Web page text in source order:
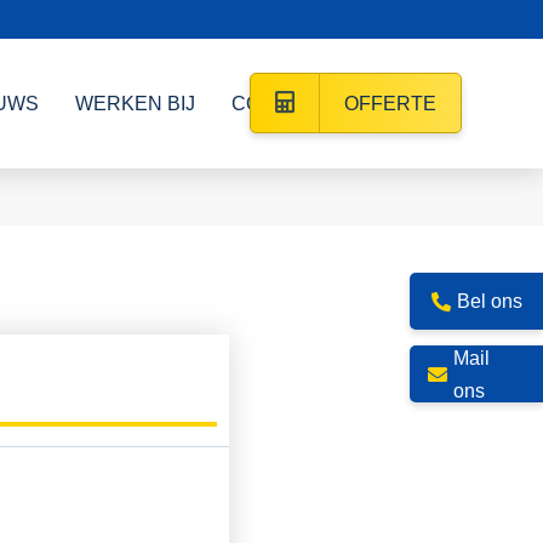
WERKEN BIJ CONTACT OFFERTE
Bel ons
Mail
ons